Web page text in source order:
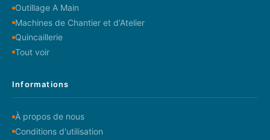
Outillage A Main
Machines de Chantier et d'Atelier
Quincaillerie
Tout voir
Informations
À propos de nous
Conditions d'utilisation